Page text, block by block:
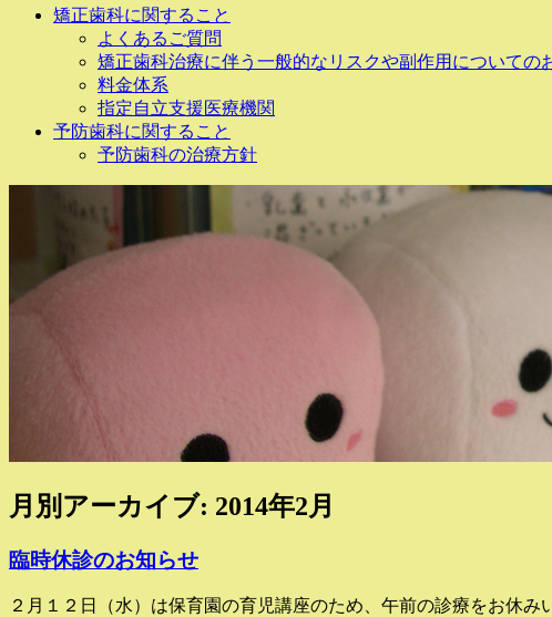
矯正歯科に関すること
よくあるご質問
矯正歯科治療に伴う一般的なリスクや副作用についての
料金体系
指定自立支援医療機関
予防歯科に関すること
予防歯科の治療方針
月別アーカイブ: 2014年2月
臨時休診のお知らせ
２月１２日（水）は保育園の育児講座のため、午前の診療をお休み